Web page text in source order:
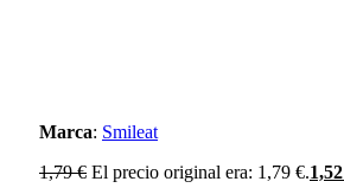
Marca: Smileat
1,79€ El precio original era: 1,79 €.1,52